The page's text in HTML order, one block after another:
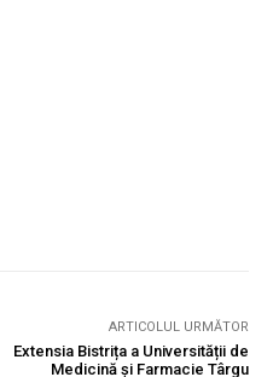
ARTICOLUL URMĂTOR
Extensia Bistrița a Universității de
Medicină și Farmacie Târgu